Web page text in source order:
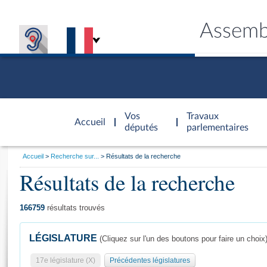
Accueil
d'accueil
Vos
députés
Travaux
parlementaires
Général
Vous
Accueil Recherche sur... Résultats de la recherche
Résultats de la recherche
166759 résultats trouvés
LÉGISLATURE (Cliquez sur l'un des boutons pour faire un choix)
17e législature (X) Précédentes législatures